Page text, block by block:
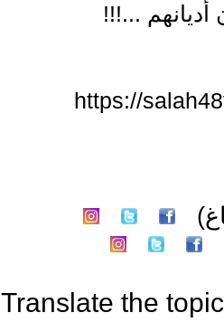
...!!!
https://
Translate the topic